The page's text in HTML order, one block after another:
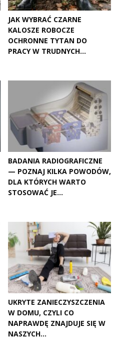
JAK WYBRAĆ CZARNE
KALOSZE ROBOCZE
OCHRONNE TYTAN DO
PRACY W TRUDNYCH...
BADANIA RADIOGRAFICZNE
— POZNAJ KILKA POWODÓW,
DLA KTÓRYCH WARTO
STOSOWAĆ JE...
UKRYTE ZANIECZYSZCZENIA
W DOMU, CZYLI CO
NAPRAWDĘ ZNAJDUJE SIĘ W
NASZYCH...